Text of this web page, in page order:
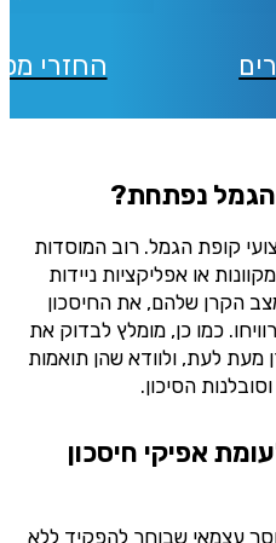
החזרי
הגמל נפתחת?
קופת הגמל. רוב המוסדות
או אפליקציות ניידות
הקרן שלהם, את החיסכון
כמו כן, מומלץ לבדוק את
לעת, ולוודא שהן תואמות
הסיכון.
אפיקי חיסכון
עצמאי שבוחר להפקיד ללא